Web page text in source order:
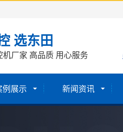
选东田
机厂家 高品质 用心服务
例展示 新闻资讯